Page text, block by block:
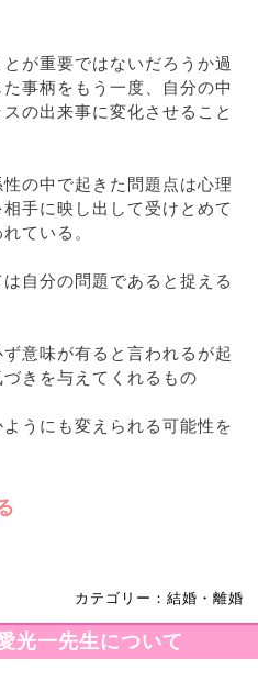
が重要ではないだろうか過
事柄をもう一度、自分の中
の出来事に変化させること
の中で起きた問題点は心理
手に映し出して受けとめて
ている。
自分の問題であると捉える
意味が有ると言われるが起
きを与えてくれるもの
うにも変えられる可能性を
カテゴリー：結婚・離婚
光一先生について